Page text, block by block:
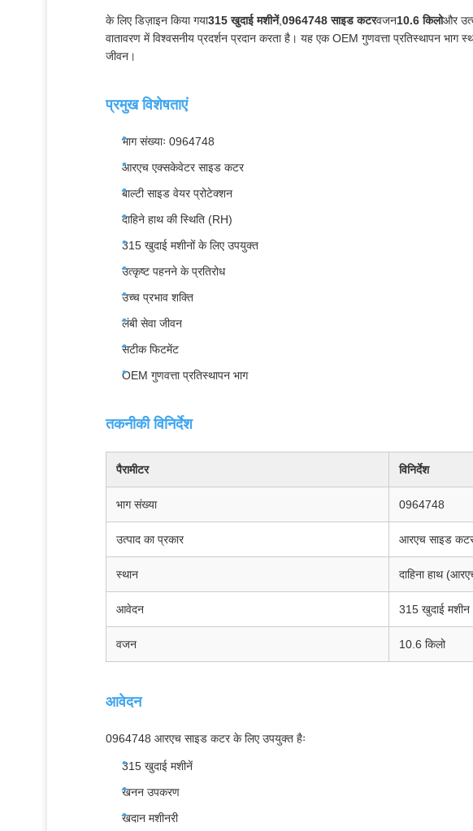
के लिए डिज़ाइन किया गया315 खुदाई मशीनें,0964748 साइड कटरवजन10.6 किलोऔर
वातावरण में विश्वसनीय प्रदर्शन प्रदान करता है। यह एक OEM गुणवत्ता प्रतिस्थापन भाग
जीवन।
प्रमुख विशेषताएं
भाग संख्याः 0964748
आरएच एक्सकेवेटर साइड कटर
बाल्टी साइड वेयर प्रोटेक्शन
दाहिने हाथ की स्थिति (RH)
315 खुदाई मशीनों के लिए उपयुक्त
उत्कृष्ट पहनने के प्रतिरोध
उच्च प्रभाव शक्ति
लंबी सेवा जीवन
सटीक फिटमेंट
OEM गुणवत्ता प्रतिस्थापन भाग
तकनीकी विनिर्देश
पैरामीटर विनिर्देश
भाग संख्या 0964748
उत्पाद का प्रकार आरएच साइड
स्थान दाहिना हाथ
आवेदन 315 खुदाई मशीन
वजन 10.6 किलो
आवेदन
0964748 आरएच साइड कटर के लिए उपयुक्त हैः
315 खुदाई मशीनें
खनन उपकरण
खदान मशीनरी